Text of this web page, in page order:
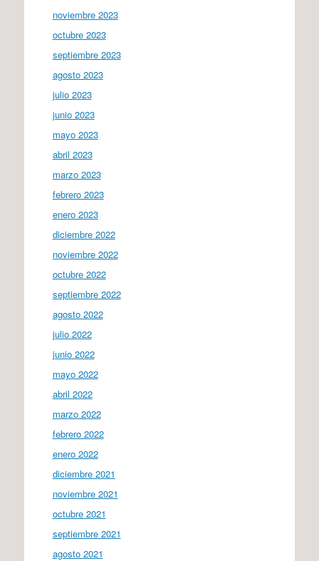
noviembre 2023
octubre 2023
septiembre 2023
agosto 2023
julio 2023
junio 2023
mayo 2023
abril 2023
marzo 2023
febrero 2023
enero 2023
diciembre 2022
noviembre 2022
octubre 2022
septiembre 2022
agosto 2022
julio 2022
junio 2022
mayo 2022
abril 2022
marzo 2022
febrero 2022
enero 2022
diciembre 2021
noviembre 2021
octubre 2021
septiembre 2021
agosto 2021